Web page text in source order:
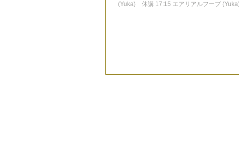
(Yuka) 休講 17:15 エアリアルフープ